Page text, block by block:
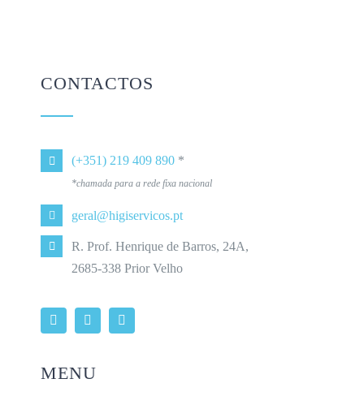
CONTACTOS
(+351) 219 409 890 *
*chamada para a rede fixa nacional
geral@higiservicos.pt
R. Prof. Henrique de Barros, 24A,
2685-338 Prior Velho
MENU